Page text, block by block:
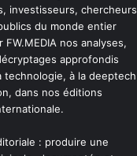
investisseurs, chercheurs
du monde entier
nos analyses,
approfondis
technologie, à la deeptech
dans nos éditions
: produire une